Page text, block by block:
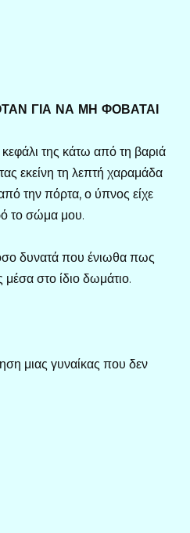
ΓΙΑ ΝΑ ΜΗ ΦΟΒΑΤΑΙ
της κάτω από τη βαριά
εκείνη τη λεπτή χαραμάδα
την πόρτα, ο ύπνος είχε
το σώμα μου.
δυνατά που ένιωθα πως
στο ίδιο δωμάτιο.
μιας γυναίκας που δεν